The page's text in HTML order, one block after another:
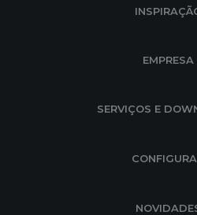
EMPRESA
SERVIÇOS E